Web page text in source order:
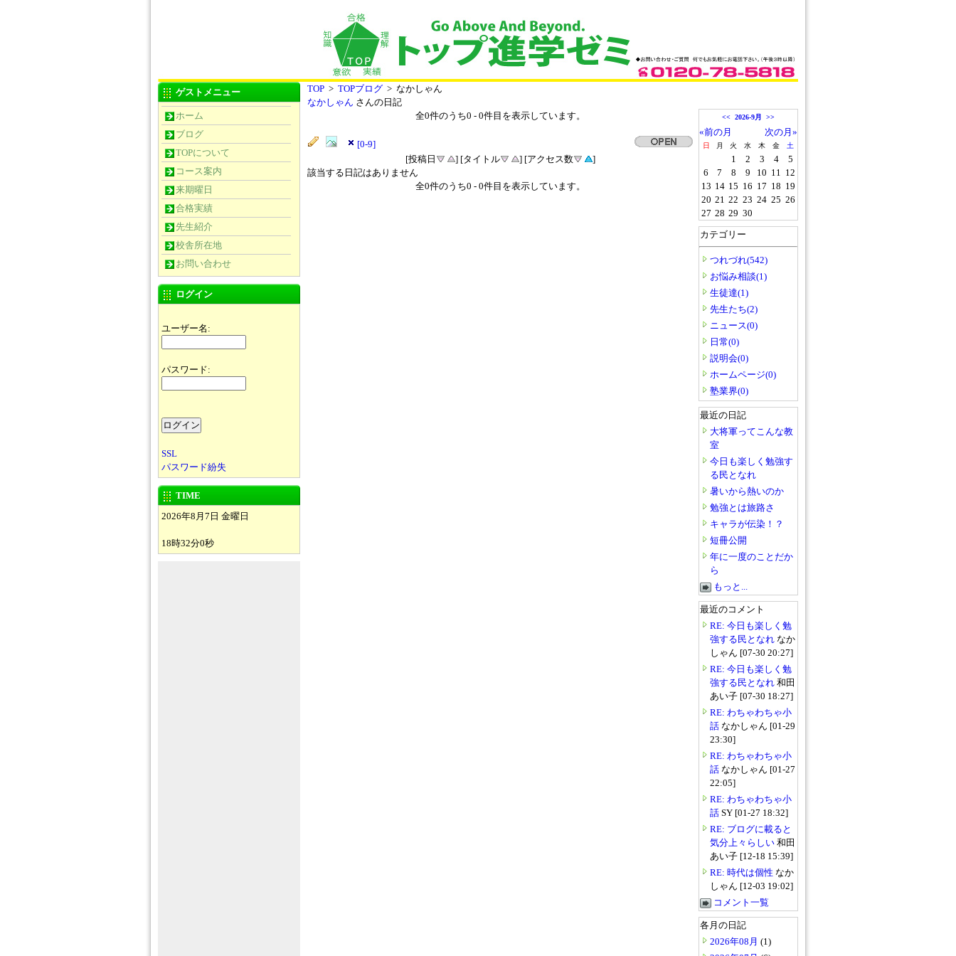
ゲストメニュー
ホーム
ブログ
TOPについて
コース案内
来期曜日
合格実績
先生紹介
校舎所在地
お問い合わせ
ログイン
ユーザー名:
パスワード:
SSL
パスワード紛失
TIME
2026年8月7日 金曜日
18時32分0秒
TOP > TOPブログ > なかしゃん
なかしゃん さんの日記
全0件のうち0 - 0件目を表示しています。
[0-9]
[投稿日
] [タイトル ] [アクセス数
]
該当する日記はありません
全0件のうち0 - 0件目を表示しています。
<< 2026-9月 >>
«前の月 次の月»
日 月 火 水 木 金 土
1 2 3 4
5
6
7 8 9 10 11 12
13 14 15 16 17 18 19
20 21 22 23 24 25 26
27 28 29 30
カテゴリー
つれづれ(542)
お悩み相談(1)
生徒達(1)
先生たち(2)
ニュース(0)
日常(0)
説明会(0)
ホームページ(0)
塾業界(0)
最近の日記
大将軍ってこんな教
室
今日も楽しく勉強す
る民となれ
暑いから熱いのか
勉強とは旅路さ
キャラが伝染！？
短冊公開
年に一度のことだか
ら
もっと...
最近のコメント
RE: 今日も楽しく勉
強する民となれ なか
しゃん [07-30 20:27]
RE: 今日も楽しく勉
強する民となれ 和田
あい子 [07-30 18:27]
RE: わちゃわちゃ小
話 なかしゃん [01-29
23:30]
RE: わちゃわちゃ小
話 なかしゃん [01-27
22:05]
RE: わちゃわちゃ小
話 SY [01-27 18:32]
RE: ブログに載ると
気分上々らしい 和田
あい子 [12-18 15:39]
RE: 時代は個性 なか
しゃん [12-03 19:02]
コメント一覧
各月の日記
2026年08月 (1)